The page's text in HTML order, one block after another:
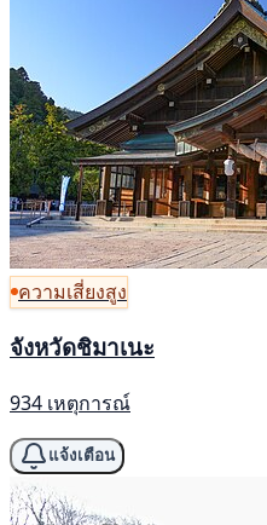
ความเสี่ยงสูง
จังหวัดชิมาเนะ
934 เหตุการณ์
แจ้งเตือน